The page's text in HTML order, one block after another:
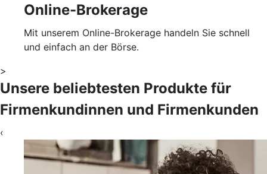
Online-Brokerage
Mit unserem Online-Brokerage handeln Sie schnell
und einfach an der Börse.
>
Unsere beliebtesten Produkte für
Firmenkundinnen und Firmenkunden
‹